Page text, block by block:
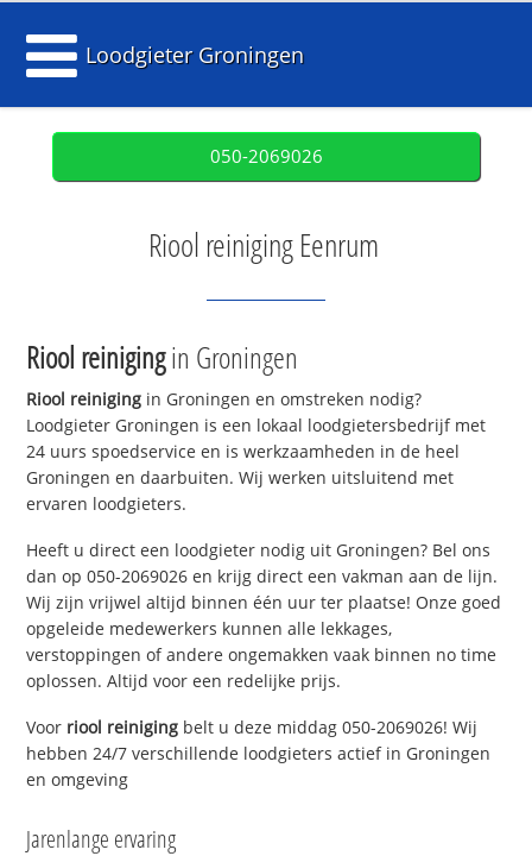
Loodgieter Groningen
050-2069026
Riool reiniging Eenrum
Riool reinigingin Groningen
Riool reiniging in Groningen en omstreken nodig?
Loodgieter Groningen is een lokaal loodgietersbedrijf met
24 uurs spoedservice en is werkzaamheden in de heel
Groningen en daarbuiten. Wij werken uitsluitend met
ervaren loodgieters.
Heeft u direct een loodgieter nodig uit Groningen? Bel ons
dan op 050-2069026 en krijg direct een vakman aan de lijn.
Wij zijn vrijwel altijd binnen één uur ter plaatse! Onze goed
opgeleide medewerkers kunnen alle lekkages,
verstoppingen of andere ongemakken vaak binnen no time
oplossen. Altijd voor een redelijke prijs.
Voor riool reiniging belt u deze middag 050-2069026! Wij
hebben 24/7 verschillende loodgieters actief in Groningen
en omgeving
Jarenlange ervaring